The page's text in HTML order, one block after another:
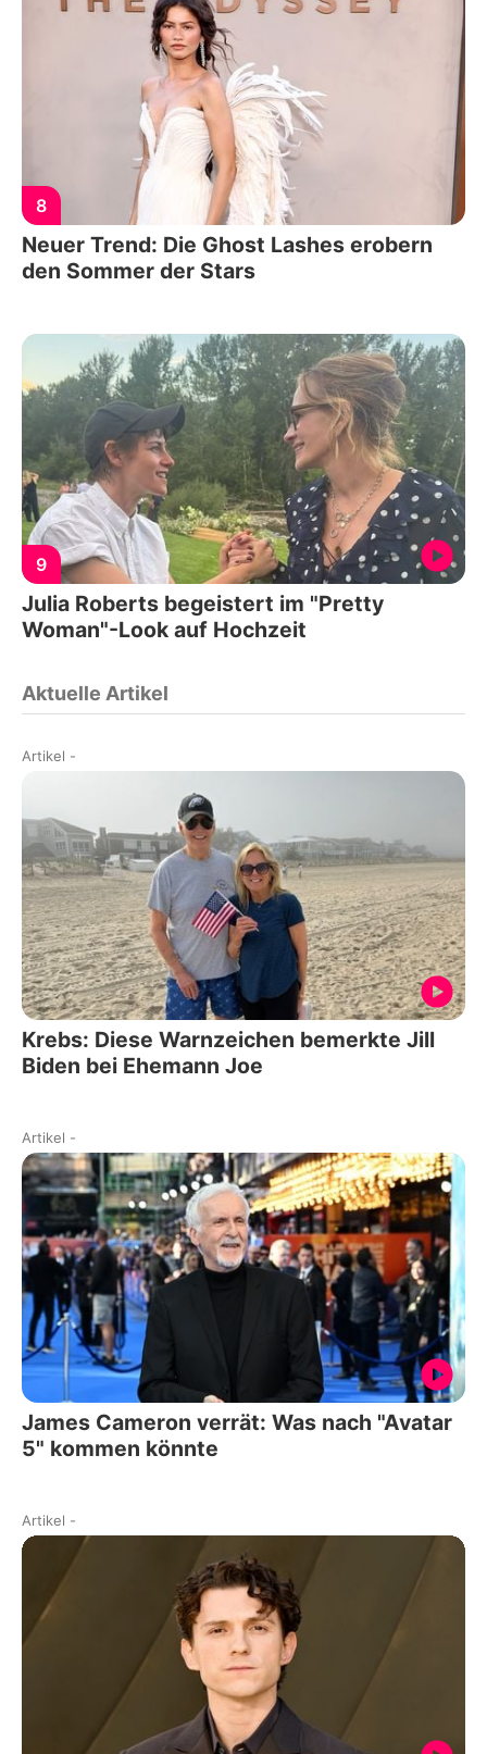
8
Neuer Trend: Die Ghost Lashes erobern
den Sommer der Stars
9
Julia Roberts begeistert im "Pretty
Woman"-Look auf Hochzeit
Aktuelle Artikel
Artikel -
Krebs: Diese Warnzeichen bemerkte Jill
Biden bei Ehemann Joe
Artikel -
James Cameron verrät: Was nach "Avatar
5" kommen könnte
Artikel -